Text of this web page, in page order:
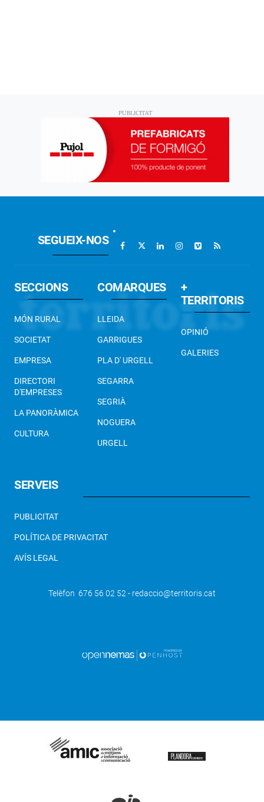
SEGUEIX-NOS
SECCIONS
MÓN RURAL
SOCIETAT
EMPRESA
DIRECTORI
D'EMPRESES
LA PANORÀMICA
CULTURA
COMARQUES
LLEIDA
GARRIGUES
PLA D' URGELL
SEGARRA
SEGRIÀ
NOGUERA
URGELL
+
TERRITORIS
OPINIÓ
GALERIES
SERVEIS
PUBLICITAT
POLÍTICA DE PRIVACITAT
AVÍS LEGAL
Telèfon 676 56 02 52 - redaccio@territoris.cat